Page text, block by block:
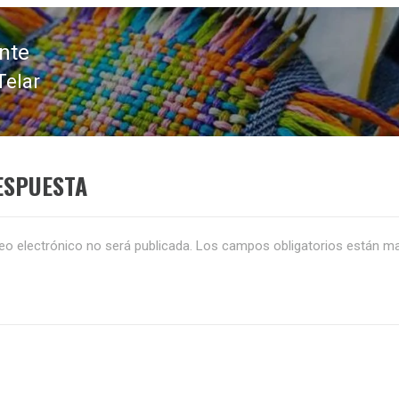
electrónico no será publicada. Los campos obligatorios están